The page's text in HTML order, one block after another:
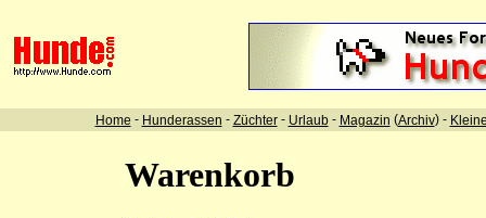
Home - Hunderassen - Züchter- Urlaub- Magazin (Archiv) -
Warenkorb